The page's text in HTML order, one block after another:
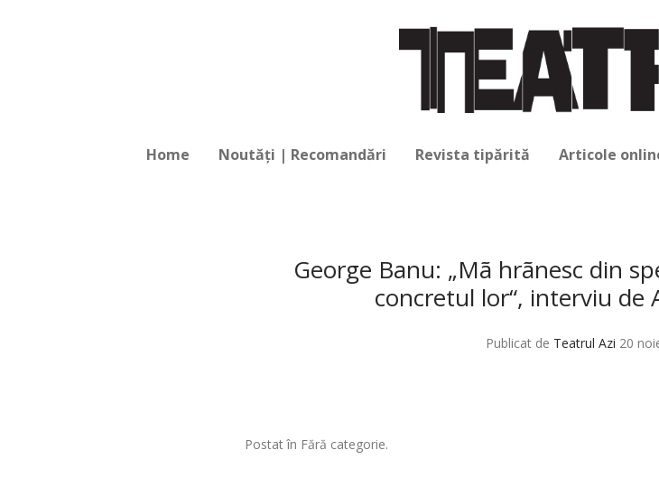
Home Noutăți | Recomandări Revista tipărită Articole
George Banu: „Mã hrãnesc din
concretul lor“, interviu de
Publicat de Teatrul Azi 20
Postat în Fără categorie.